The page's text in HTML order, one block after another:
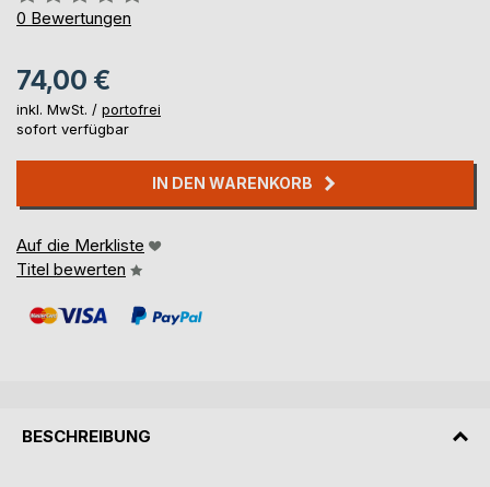
0%
0 Bewertungen
74,00 €
inkl. MwSt. / portofrei
sofort verfügbar
IN DEN WARENKORB
Auf die Merkliste
Titel bewerten
BESCHREIBUNG